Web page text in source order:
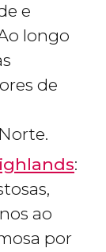
e
longo
de
:
ao
por